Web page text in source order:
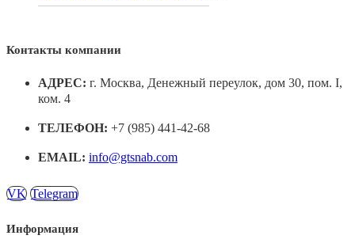
Контакты компании
АДРЕС: г. Москва, Денежный переулок, дом 30, пом. I,
ком. 4
ТЕЛЕФОН: +7 (985) 441-42-68
EMAIL: info@gtsnab.com
VK Telegram
Информация